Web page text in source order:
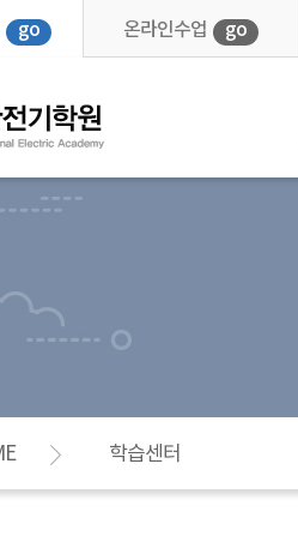
go 온라인수업 go
학습센터